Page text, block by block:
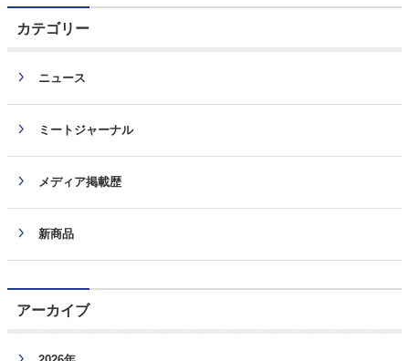
カテゴリー
ニュース
ミートジャーナル
メディア掲載歴
新商品
アーカイブ